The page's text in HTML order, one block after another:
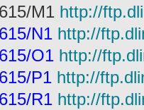
M1 http://
N1 http://
О1 http://
P1 http://
R1 http://